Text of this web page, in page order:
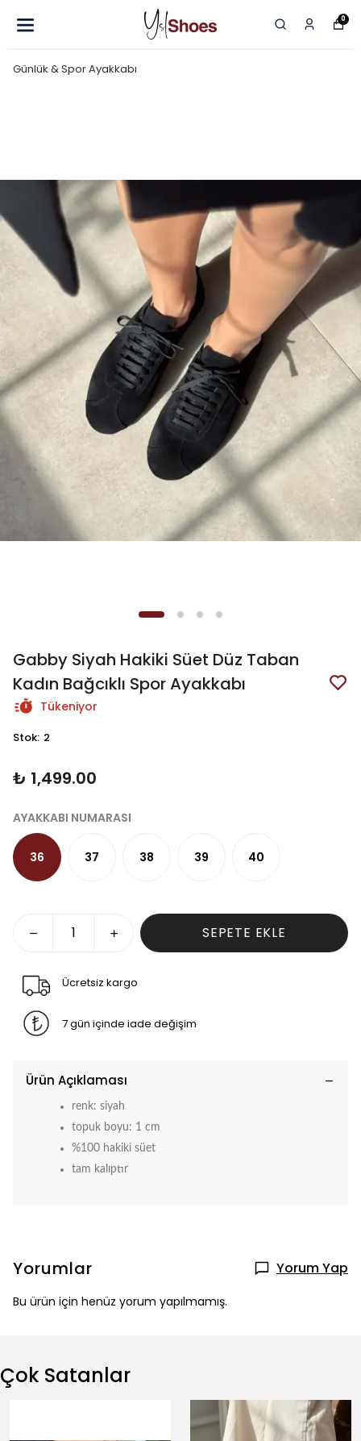
0
Günlük & Spor Ayakkabı
Gabby Siyah Hakiki Süet Düz Taban
Kadın Bağcıklı Spor Ayakkabı
Tükeniyor
Stok: 2
₺ 1,499.00
AYAKKABI NUMARASI
36 37 38 39 40
SEPETE EKLE
Ücretsiz kargo
7 gün içinde iade değişim
Ürün Açıklaması
renk: siyah
topuk boyu: 1 cm
%100 hakiki süet
tam kalıptır
Yorumlar Yorum Yap
Bu ürün için henüz yorum yapılmamış.
Çok Satanlar